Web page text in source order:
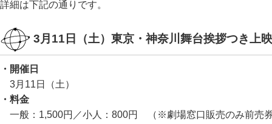
詳細は下記の通りです。
3月11日（土）東京・神奈川舞台挨拶つき上映
・開催日
3月11日（土）
・料金
一般：1,500円／小人：800円 （※劇場窓口販売のみ前売